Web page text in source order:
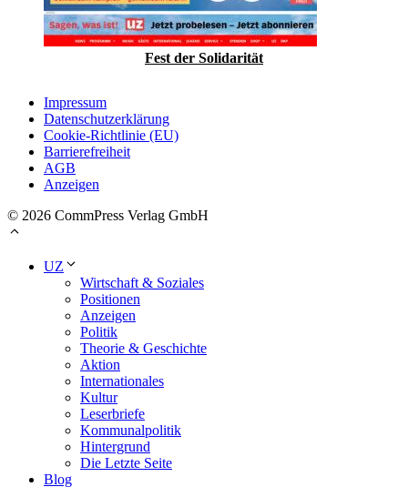
Fest der Solidarität
Impressum
Datenschutzerklärung
Cookie-Richtlinie (EU)
Barrierefreiheit
AGB
Anzeigen
© 2026 CommPress Verlag GmbH
UZ
Wirtschaft & Soziales
Positionen
Anzeigen
Politik
Theorie & Geschichte
Aktion
Internationales
Kultur
Leserbriefe
Kommunalpolitik
Hintergrund
Die Letzte Seite
Blog